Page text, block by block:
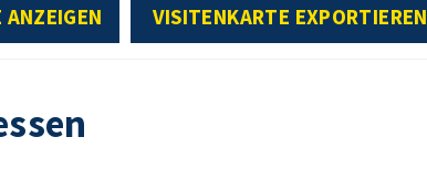
ANZEIGEN VISITENKARTE EXPORTIEREN